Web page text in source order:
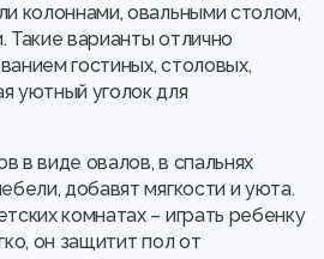
колоннами, овальными столом,
Такие варианты отлично
гостиных, столовых,
уютный уголок для
в виде овалов, в спальнях
добавят мягкости и уюта.
комнатах – играть ребенку
он защитит пол от